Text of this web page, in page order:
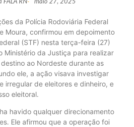
FALA RN- maio 27, 2025
da Polícia Rodoviária Federal
Moura, confirmou em depoimento
(STF) nesta terça-feira (27)
Ministério da Justiça para realizar
ao Nordeste durante as
ele, a ação visava investigar
irregular de eleitores e dinheiro, e
eleitoral.
havido qualquer direcionamento
Ele afirmou que a operação foi